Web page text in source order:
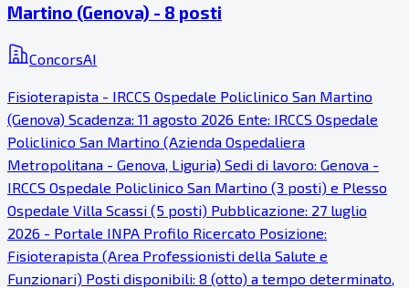
Martino (Genova) - 8 posti
ConcorsAI
Fisioterapista - IRCCS Ospedale Policlinico San Martino
(Genova) Scadenza: 11 agosto 2026 Ente: IRCCS Ospedale
Policlinico San Martino (Azienda Ospedaliera
Metropolitana - Genova, Liguria) Sedi di lavoro: Genova -
IRCCS Ospedale Policlinico San Martino (3 posti) e Plesso
Ospedale Villa Scassi (5 posti) Pubblicazione: 27 luglio
2026 - Portale INPA Profilo Ricercato Posizione:
Fisioterapista (Area Professionisti della Salute e
Funzionari) Posti disponibili: 8 (otto) a tempo determinato,